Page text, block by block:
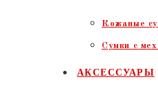
Кожаные
Сумки с
АКСЕССУАРЫ